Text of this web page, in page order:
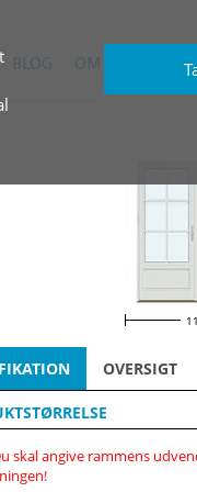
BLOG OM OS
OVERSIGT
skal angive rammens